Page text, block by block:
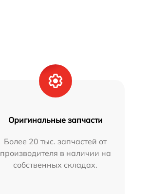
Оригинальные запчасти
Более 20 тыс. запчастей от
производителя в наличии на
собственных складах.